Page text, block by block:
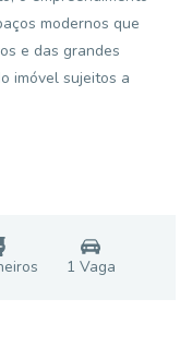
modernos que
e das grandes
imóvel sujeitos a
s 1 Vaga